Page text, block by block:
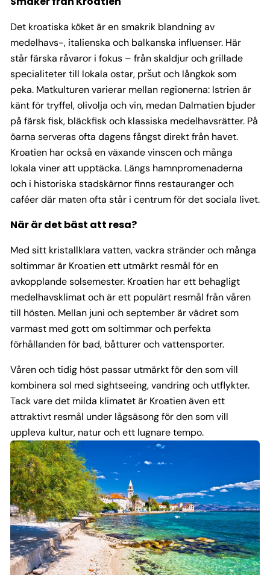
Det kroatiska köket är en smakrik blandning av
medelhavs-, italienska och balkanska influenser. Här
står färska råvaror i fokus – från skaldjur och grillade
specialiteter till lokala ostar, pršut och långkok som
peka. Matkulturen varierar mellan regionerna: Istrien är
känt för tryffel, olivolja och vin, medan Dalmatien bjuder
på färsk fisk, bläckfisk och klassiska medelhavsrätter. På
öarna serveras ofta dagens fångst direkt från havet.
Kroatien har också en växande vinscen och många
lokala viner att upptäcka. Längs hamnpromenaderna
och i historiska stadskärnor finns restauranger och
caféer där maten ofta står i centrum för det sociala livet.
När är det bäst att resa?
Med sitt kristallklara vatten, vackra stränder och många
soltimmar är Kroatien ett utmärkt resmål för en
avkopplande solsemester. Kroatien har ett behagligt
medelhavsklimat och är ett populärt resmål från våren
till hösten. Mellan juni och september är vädret som
varmast med gott om soltimmar och perfekta
förhållanden för bad, båtturer och vattensporter.
Våren och tidig höst passar utmärkt för den som vill
kombinera sol med sightseeing, vandring och utflykter.
Tack vare det milda klimatet är Kroatien även ett
attraktivt resmål under lågsäsong för den som vill
uppleva kultur, natur och ett lugnare tempo.